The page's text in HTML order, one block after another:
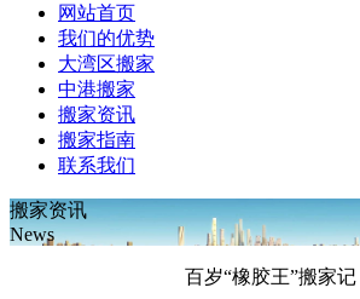
网站首页
我们的优势
大湾区搬家
中港搬家
搬家资讯
搬家指南
联系我们
搬家资讯
News
百岁“橡胶王”搬家记